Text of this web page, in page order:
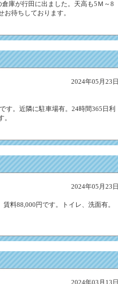
庫が行田に出ました。天高も5Ｍ～8
お待ちしております。
2024年05月23日
す。近隣に駐車場有。24時間365日利
。
2024年05月23日
料88,000円です。トイレ、洗面有。
2024年03月13日